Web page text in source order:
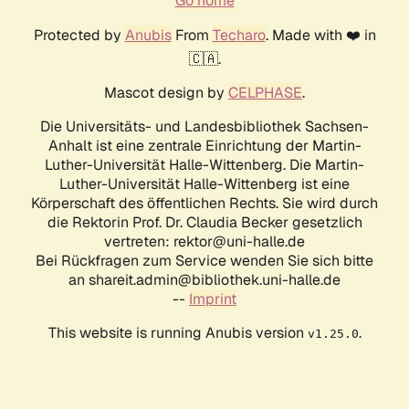
Protected by AnubisFrom Techaro. Made with ❤️ in
🇨🇦.
Mascot design by CELPHASE.
Die Universitäts- und Landesbibliothek Sachsen-
Anhalt ist eine zentrale Einrichtung der Martin-
Luther-Universität Halle-Wittenberg. Die Martin-
Luther-Universität Halle-Wittenberg ist eine
Körperschaft des öffentlichen Rechts. Sie wird durch
die Rektorin Prof. Dr. Claudia Becker gesetzlich
vertreten: rektor@uni-halle.de
Bei Rückfragen zum Service wenden Sie sich bitte
an shareit.admin@bibliothek.uni-halle.de
-- Imprint
This website is running Anubis version v1.25.0.